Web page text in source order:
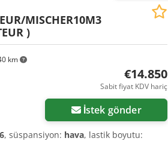
km
MISCHER10M3
)
€14.850
Sabit fiyat KDV hariç
İstek gönder
, süspansiyon: hava, lastik boyutu: